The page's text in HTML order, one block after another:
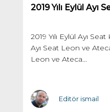
2019 Yılı Eylül Ayı
2019 Yılı Eylül Ayı
Ayı Seat Leon ve
Leon ve Ateca...
Editör ismail